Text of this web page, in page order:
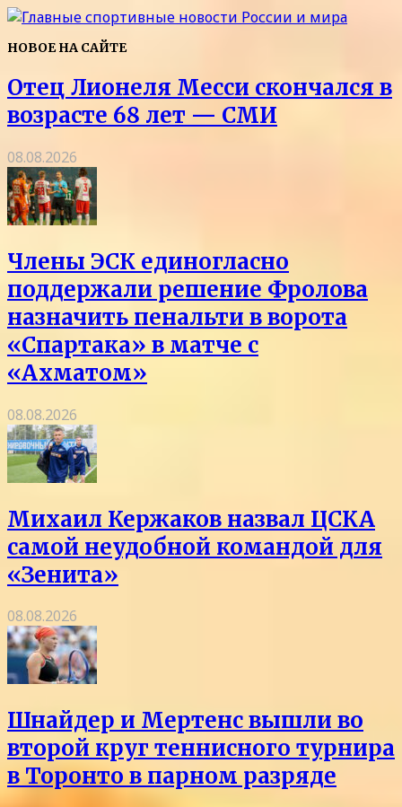
НОВОЕ НА САЙТЕ
Отец Лионеля Месси скончался в
возрасте 68 лет — СМИ
08.08.2026
Члены ЭСК единогласно
поддержали решение Фролова
назначить пенальти в ворота
«Спартака» в матче с
«Ахматом»
08.08.2026
Михаил Кержаков назвал ЦСКА
самой неудобной командой для
«Зенита»
08.08.2026
Шнайдер и Мертенс вышли во
второй круг теннисного турнира
в Торонто в парном разряде